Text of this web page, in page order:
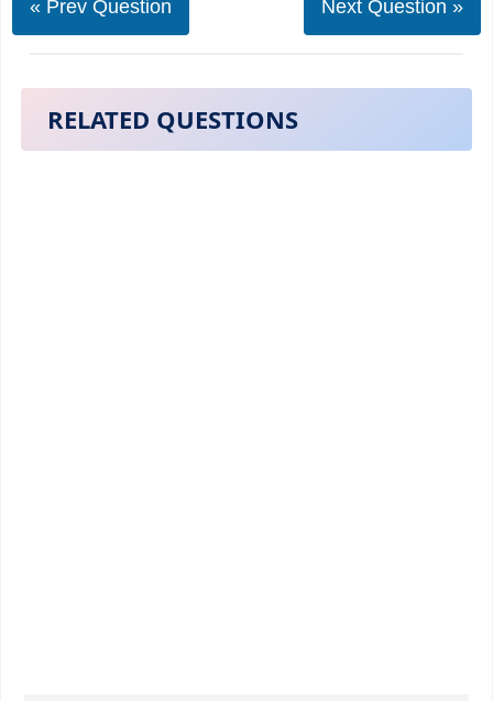
« Prev Question Next Question »
RELATED QUESTIONS